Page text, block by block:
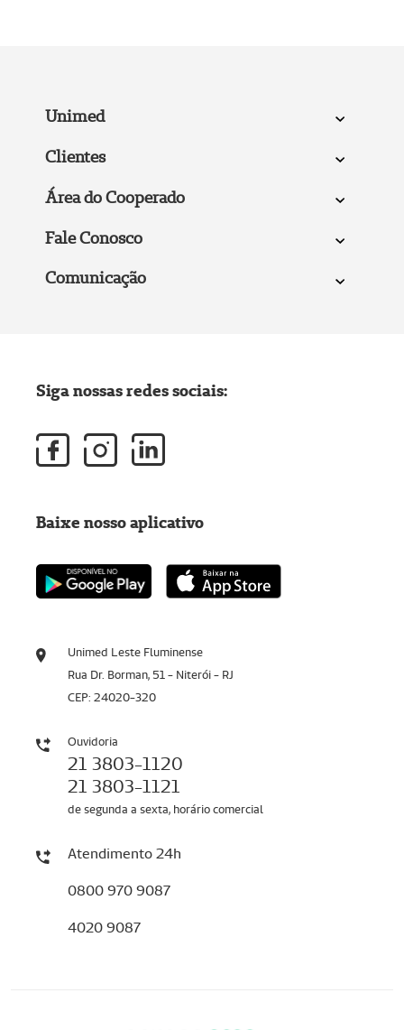
Unimed
Clientes
Área do Cooperado
Fale Conosco
Comunicação
Unimed Leste Fluminense
Rua Dr. Borman, 51 - Niterói - RJ
CEP: 24020-320
Ouvidoria
21 3803-1120
21 3803-1121
de segunda a sexta, horário comercial
Atendimento 24h
0800 970 9087
4020 9087
Siga nossas redes sociais:
Baixe nosso aplicativo